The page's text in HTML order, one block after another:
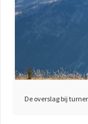
De overslag bij